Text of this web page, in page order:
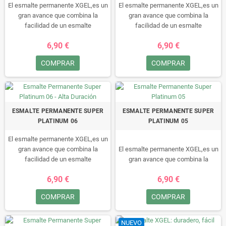
El esmalte permanente XGEL,es un
gran avance que combina la
facilidad de un esmalte
un gel.
Durante un minimo de 15 dias
disfruta de sus uñas
perfectamente, sin arañazos,
retoques ni manchas, fácil de
quitar, en 10 minutos!!• Este
6,90 €
COMPRAR
El esmalte permanente XGEL,es un
gran avance que combina la
facilidad de un esmalte
un gel.
Durante un minimo de 15 dias
disfruta de sus uñas
perfectamente, sin arañazos,
retoques ni manchas, fácil de
quitar, en 10 minutos!!• Este
6,90 €
COMPRAR
ESMALTE PERMANENTE SUPER
PLATINUM 06
El esmalte permanente XGEL,es un
gran avance que combina la
facilidad de un esmalte
un gel.
Durante un minimo de 15 dias
disfruta de sus uñas
perfectamente, sin arañazos,
retoques ni manchas, fácil de
6,90 €
COMPRAR
ESMALTE PERMANENTE SUPER
PLATINUM 05
El esmalte permanente XGEL,es un
gran avance que combina la
permanente con la durabilidad de
un gel.
Durante un minimo de 15 dias
disfruta de sus uñas
perfectamente, sin arañazos,
6,90 €
COMPRAR
NUEVO